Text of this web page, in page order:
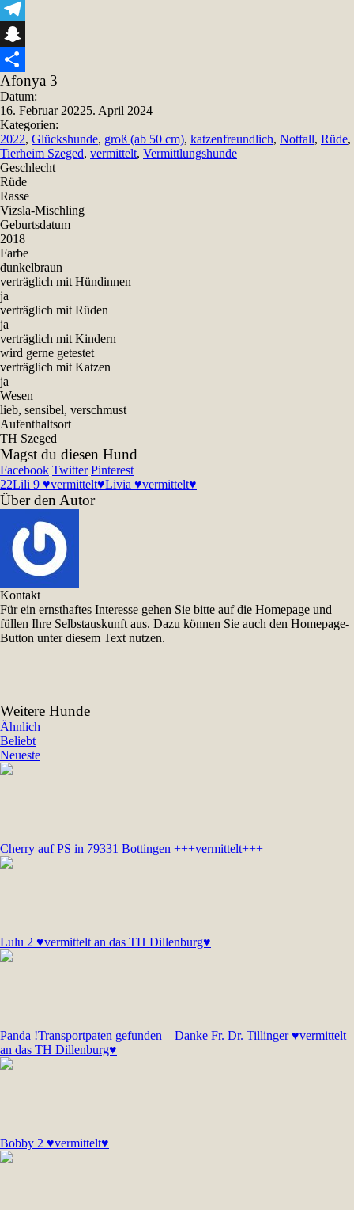
Viber
Telegram
Snapchat
Teilen
Afonya 3
Datum:
16. Februar 20225. April 2024
Kategorien:
2022, Glückshunde, groß (ab 50 cm), katzenfreundlich, Notfall, Rüde,
Tierheim Szeged, vermittelt, Vermittlungshunde
Geschlecht
Rüde
Rasse
Vizsla-Mischling
Geburtsdatum
2018
Farbe
dunkelbraun
verträglich mit Hündinnen
ja
verträglich mit Rüden
ja
verträglich mit Kindern
wird gerne getestet
verträglich mit Katzen
ja
Wesen
lieb, sensibel, verschmust
Aufenthaltsort
TH Szeged
Magst du diesen Hund
Facebook Twitter Pinterest
22Lili 9 ♥vermittelt♥Livia ♥vermittelt♥
Über den Autor
Kontakt
Für ein ernsthaftes Interesse gehen Sie bitte auf die Homepage und
füllen Ihre Selbstauskunft aus. Dazu können Sie auch den Homepage-
Button unter diesem Text nutzen.
Weitere Hunde
Ähnlich
Beliebt
Neueste
Cherry auf PS in 79331 Bottingen +++vermittelt+++
Lulu 2 ♥vermittelt an das TH Dillenburg♥
Panda !Transportpaten gefunden – Danke Fr. Dr. Tillinger ♥vermittelt
an das TH Dillenburg♥
Bobby 2 ♥vermittelt♥